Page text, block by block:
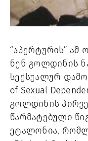
“აპერტურის”
ნენ გოლდინის
სექსუალურ
of Sexual
გოლდინის
წარმატებული
ეტალონია,